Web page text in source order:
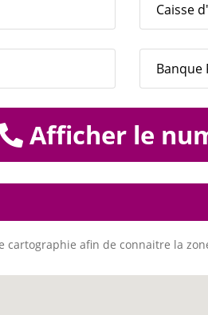
Caisse
Banque
Afficher le
cartographie afin de connaitre la